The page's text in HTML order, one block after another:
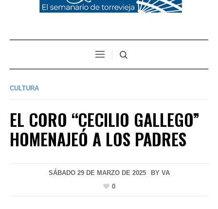
CULTURA
EL CORO “CECILIO GALLEGO”
HOMENAJEÓ A LOS PADRES
SÁBADO 29 DE MARZO DE 2025 BY VA
0